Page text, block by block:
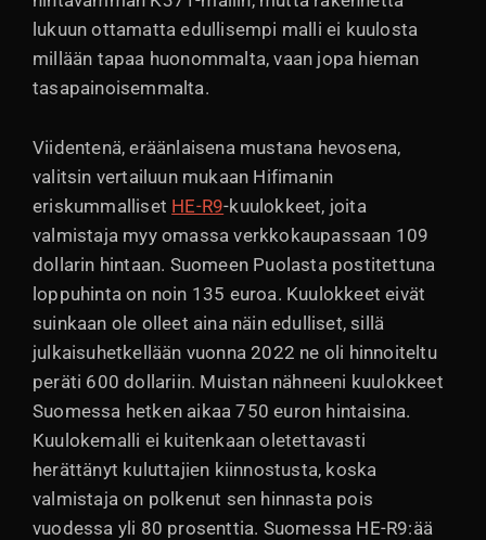
lukuun ottamatta edullisempi malli ei kuulosta
millään tapaa huonommalta, vaan jopa hieman
tasapainoisemmalta.
Viidentenä, eräänlaisena mustana hevosena,
valitsin vertailuun mukaan Hifimanin
eriskummalliset HE-R9-kuulokkeet, joita
valmistaja myy omassa verkkokaupassaan 109
dollarin hintaan. Suomeen Puolasta postitettuna
loppuhinta on noin 135 euroa. Kuulokkeet eivät
suinkaan ole olleet aina näin edulliset, sillä
julkaisuhetkellään vuonna 2022 ne oli hinnoiteltu
peräti 600 dollariin. Muistan nähneeni kuulokkeet
Suomessa hetken aikaa 750 euron hintaisina.
Kuulokemalli ei kuitenkaan oletettavasti
herättänyt kuluttajien kiinnostusta, koska
valmistaja on polkenut sen hinnasta pois
vuodessa yli 80 prosenttia. Suomessa HE-R9:ää